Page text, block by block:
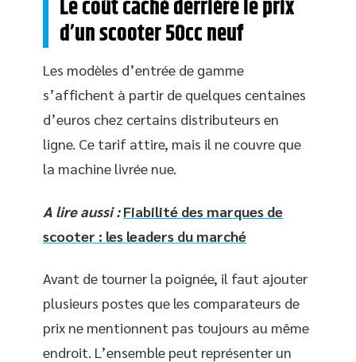
Le coût caché derrière le prix
d’un scooter 50cc neuf
Les modèles d’entrée de gamme
s’affichent à partir de quelques centaines
d’euros chez certains distributeurs en
ligne. Ce tarif attire, mais il ne couvre que
la machine livrée nue.
A lire aussi : Fiabilité des marques de
scooter : les leaders du marché
Avant de tourner la poignée, il faut ajouter
plusieurs postes que les comparateurs de
prix ne mentionnent pas toujours au même
endroit. L’ensemble peut représenter un